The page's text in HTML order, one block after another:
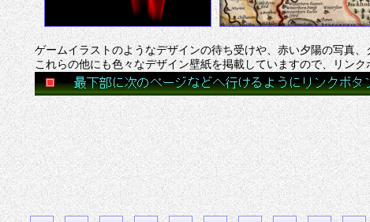
ゲームイラストのようなデザインの待ち受けや、赤い夕陽の写真
これらの他にも色々なデザイン壁紙を掲載していますので、リンク